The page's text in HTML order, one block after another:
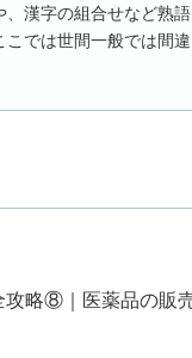
、漢字の組合せなど熟
では世間一般では間
略⑧｜医薬品の販